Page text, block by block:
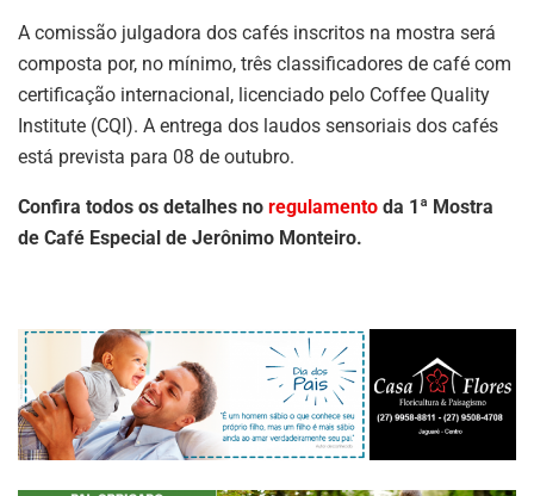
A comissão julgadora dos cafés inscritos na mostra será
composta por, no mínimo, três classificadores de café com
certificação internacional, licenciado pelo Coffee Quality
Institute (CQI). A entrega dos laudos sensoriais dos cafés
está prevista para 08 de outubro.
Confira todos os detalhes no regulamento da 1ª Mostra
de Café Especial de Jerônimo Monteiro.